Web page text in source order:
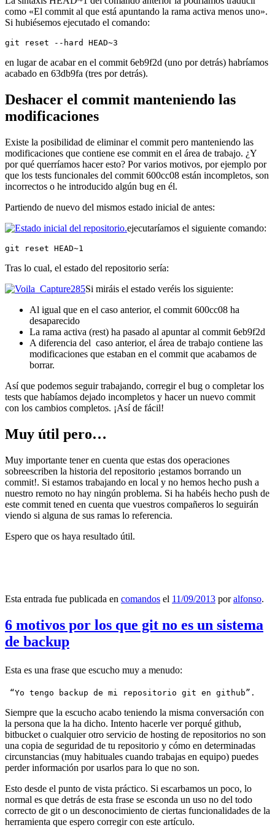
como «El commit al que está apuntando la rama activa menos uno».
Si hubiésemos ejecutado el comando:
git reset --hard HEAD~3
en lugar de acabar en el commit 6eb9f2d (uno por detrás) habríamos
acabado en 63db9fa (tres por detrás).
Deshacer el commit manteniendo las
modificaciones
Existe la posibilidad de eliminar el commit pero manteniendo las
modificaciones que contiene ese commit en el área de trabajo. ¿Y
por qué querríamos hacer esto? Por varios motivos, por ejemplo por
que los tests funcionales del commit 600cc08 están incompletos, son
incorrectos o he introducido algún bug en él.
Partiendo de nuevo del mismos estado inicial de antes:
ejecutaríamos el siguiente comando:
git reset HEAD~1
Tras lo cual, el estado del repositorio sería:
Si miráis el estado veréis los siguiente:
Al igual que en el caso anterior, el commit 600cc08 ha
desaparecido
La rama activa (rest) ha pasado al apuntar al commit 6eb9f2d
A diferencia del caso anterior, el área de trabajo contiene las
modificaciones que estaban en el commit que acabamos de
borrar.
Así que podemos seguir trabajando, corregir el bug o completar los
tests que habíamos dejado incompletos y hacer un nuevo commit
con los cambios completos. ¡Así de fácil!
Muy útil pero…
Muy importante tener en cuenta que estas dos operaciones
sobreescriben la historia del repositorio ¡estamos borrando un
commit!. Si estamos trabajando en local y no hemos hecho push a
nuestro remoto no hay ningún problema. Si ha habéis hecho push de
este commit tened en cuenta que vuestros compañeros lo seguirán
viendo si alguna de sus ramas lo referencia.
Espero que os haya resultado útil.
Esta entrada fue publicada en comandos el 11/09/2013 poralfonso.
6 motivos por los que git no es un sistema
de backup
Esta es una frase que escucho muy a menudo:
“Yo tengo backup de mi repositorio git en github”.
Siempre que la escucho acabo teniendo la misma conversación con
la persona que la ha dicho. Intento hacerle ver porqué github,
bitbucket o cualquier otro servicio de hosting de repositorios no son
una copia de seguridad de tu repositorio y cómo en determinadas
circunstancias (muy habituales cuando trabajas en equipo) puedes
perder información por usarlos para lo que no son.
Esto desde el punto de vista práctico. Si escarbamos un poco, lo
normal es que detrás de esta frase se esconda un uso no del todo
correcto de git o un desconocimiento de ciertas funcionalidades de la
herramienta que espero corregir con este artículo.